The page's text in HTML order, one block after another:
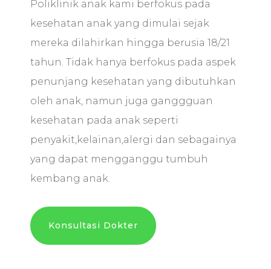
Poliklinik anak kami berfokus pada
kesehatan anak yang dimulai sejak
mereka dilahirkan hingga berusia 18/21
tahun. Tidak hanya berfokus pada aspek
penunjang kesehatan yang dibutuhkan
oleh anak, namun juga ganggguan
kesehatan pada anak seperti
penyakit,kelainan,alergi dan sebagainya
yang dapat mengganggu tumbuh
kembang anak.
Konsultasi Dokter